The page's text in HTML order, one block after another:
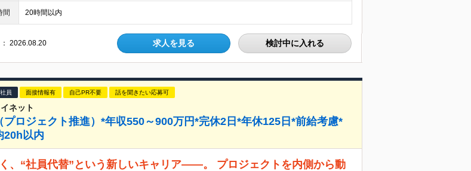
間 20時間以内
：2026.08.20 求人を見る 検討中に入れる
員 面接情報有 自己PR不要 話を聞きたい応募可
ネット
プロジェクト推進）*年収550～900万円*完休2日*年休125日*前給考慮*
20h以内
、“社員代替”という新しいキャリア――。 プロジェクトを内側から動